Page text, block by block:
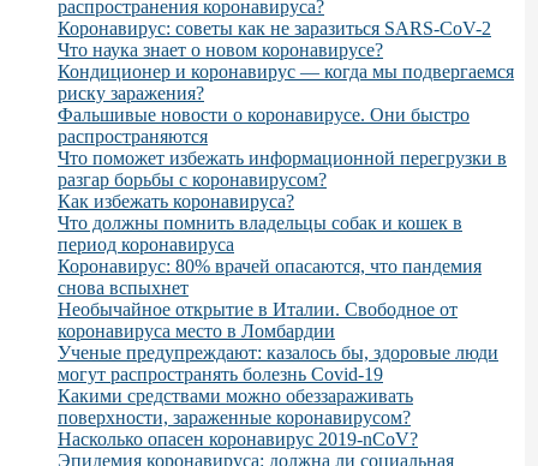
распространения коронавируса?
Коронавирус: советы как не заразиться SARS-CoV-2
Что наука знает о новом коронавирусе?
Кондиционер и коронавирус — когда мы подвергаемся
риску заражения?
Фальшивые новости о коронавирусе. Они быстро
распространяются
Что поможет избежать информационной перегрузки в
разгар борьбы с коронавирусом?
Как избежать коронавируса?
Что должны помнить владельцы собак и кошек в
период коронавируса
Коронавирус: 80% врачей опасаются, что пандемия
снова вспыхнет
Необычайное открытие в Италии. Свободное от
коронавируса место в Ломбардии
Ученые предупреждают: казалось бы, здоровые люди
могут распространять болезнь Covid-19
Какими средствами можно обеззараживать
поверхности, зараженные коронавирусом?
Насколько опасен коронавирус 2019-nCoV?
Эпидемия коронавируса: должна ли социальная